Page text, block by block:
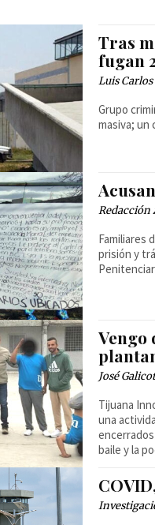
Tras
fugan
Luis
Grupo
masiva;
Redacción
Familiares
prisión y
Vengo
José
Tijuana
una
baile y la